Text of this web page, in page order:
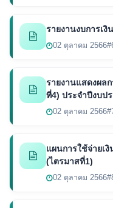
รายงานงบการเ
02 ตุลาคม 2566
รายงานแสดงผล
ที่4) ประจำปีงบป
02 ตุลาคม 2566
แผนการใช้จ่ายเ
(ไตรมาสที่1)
02 ตุลาคม 2566